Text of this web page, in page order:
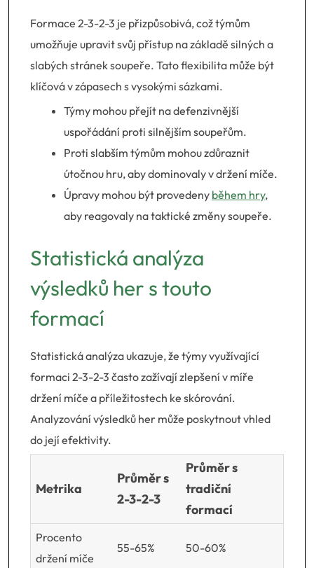
Formace 2-3-2-3 je přizpůsobivá, což týmům
umožňuje upravit svůj přístup na základě silných a
slabých stránek soupeře. Tato flexibilita může být
klíčová v zápasech s vysokými sázkami.
Týmy mohou přejít na defenzivnější
uspořádání proti silnějším soupeřům.
Proti slabším týmům mohou zdůraznit
útočnou hru, aby dominovaly v držení míče.
Úpravy mohou být provedeny během hry,
aby reagovaly na taktické změny soupeře.
Statistická analýza
výsledků her s touto
formací
Statistická analýza ukazuje, že týmy využívající
formaci 2-3-2-3 často zažívají zlepšení v míře
držení míče a příležitostech ke skórování.
Analyzování výsledků her může poskytnout vhled
do její efektivity.
Metrika
Průměr s
2-3-2-3
Průměr s
tradiční
formací
Procento
držení míče
55-65% 50-60%